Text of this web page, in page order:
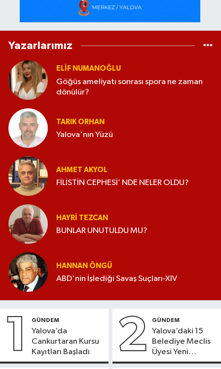
Yazarlarımız
ELİF NUMANOĞLU
Göğüs ameliyatı sonrası spora ne zaman
dönülür?
TARIK ORHAN
Yalova'nın Yüzü
AHMET AKYOL
FİLİSTİN CEPHESİ’ NDE NELER OLDU?
HAYRI TEZCAN
BUNLAR UNUTULDU MU?
HANNAN ÖNGÜ
ABD'nin İşlediği Savaş Suçları-XIV
1 GÜNDEM
Yalova’da
Cankurtaran Kursu
Kayıtları Başladı
2 GÜNDEM
Yalova’daki 15
Belediye Meclis
Üyesi Yeni
Parti’ye Geçiyor